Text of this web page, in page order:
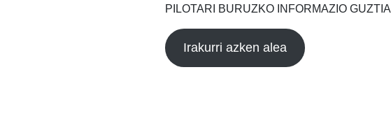
PILOTARI BURUZKO INFORMAZIO GUZTIA
Irakurri azken alea